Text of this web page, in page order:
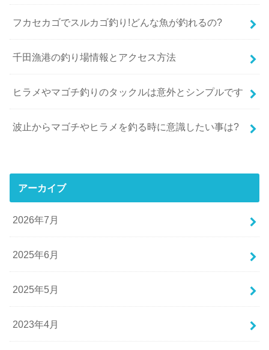
フカセカゴでスルカゴ釣り!どんな魚が釣れるの?
千田漁港の釣り場情報とアクセス方法
ヒラメやマゴチ釣りのタックルは意外とシンプルです
波止からマゴチやヒラメを釣る時に意識したい事は?
アーカイブ
2026年7月
2025年6月
2025年5月
2023年4月